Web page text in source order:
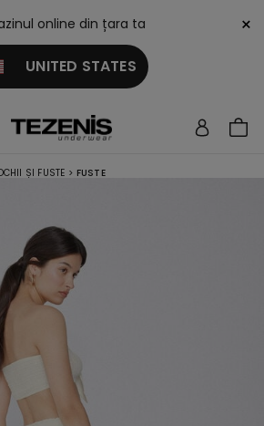
online din țara ta
UNITED STATES
×
ȘI FUSTE > FUSTE